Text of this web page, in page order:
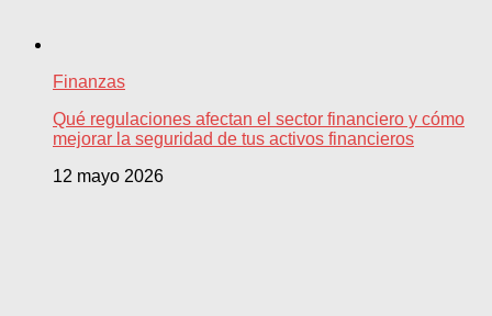
Finanzas
Qué regulaciones afectan el sector financiero y cómo
mejorar la seguridad de tus activos financieros
12 mayo 2026